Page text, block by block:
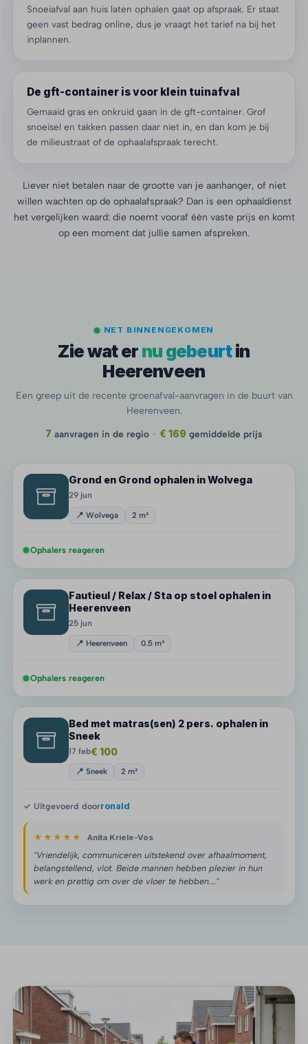
Snoeiafval aan huis laten ophalen gaat op afspraak. Er staat
geen vast bedrag online, dus je vraagt het tarief na bij het
inplannen.
De gft-container is voor klein tuinafval
Gemaaid gras en onkruid gaan in de gft-container. Grof
snoeisel en takken passen daar niet in, en dan kom je bij
de milieustraat of de ophaalafspraak terecht.
Liever niet betalen naar de grootte van je aanhanger, of niet
willen wachten op de ophaalafspraak? Dan is een ophaaldienst
het vergelijken waard: die noemt vooraf één vaste prijs en komt
op een moment dat jullie samen afspreken.
NET BINNENGEKOMEN
Zie wat er nu gebeurtin
Heerenveen
Een greep uit de recente groenafval-aanvragen in de buurt van
Heerenveen.
7 aanvragen in de regio · € 169 gemiddelde prijs
Grond en Grond ophalen in Wolvega
29 jun
📍 Wolvega 2 m³
Ophalers reageren
Fautieul / Relax / Sta op stoel ophalen in
Heerenveen
25 jun
📍 Heerenveen 0.5 m³
Ophalers reageren
Bed met matras(sen) 2 pers. ophalen in
Sneek
17 feb€ 100
📍 Sneek 2 m³
✓ Uitgevoerd doorronald
★★★★★ Anita Kriele-Vos
"Vriendelijk, communiceren uitstekend over afhaalmoment,
belangstellend, vlot. Beide mannen hebben plezier in hun
werk en prettig om over de vloer te hebben.…"